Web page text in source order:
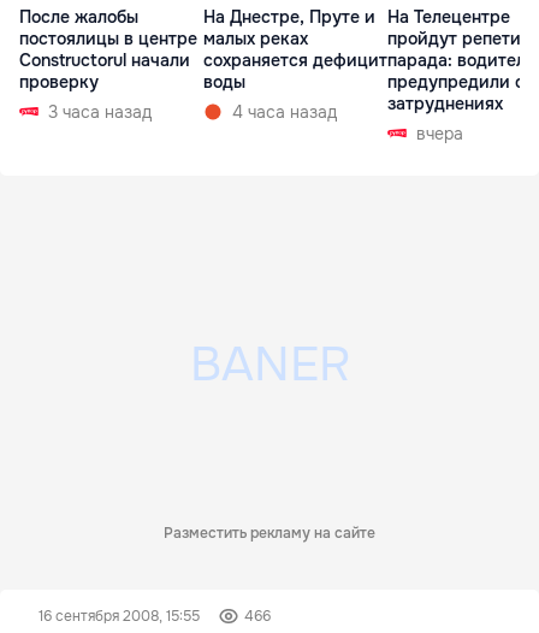
После жалобы
постоялицы в центре
Constructorul начали
проверку
3 часа назад
На Днестре, Пруте и
малых реках
сохраняется дефицит
воды
4 часа назад
На Телецентре
пройдут
парада:
предупредили о
затруднениях
вчера
Разместить рекламу на сайте
16 сентября 2008, 15:55 466